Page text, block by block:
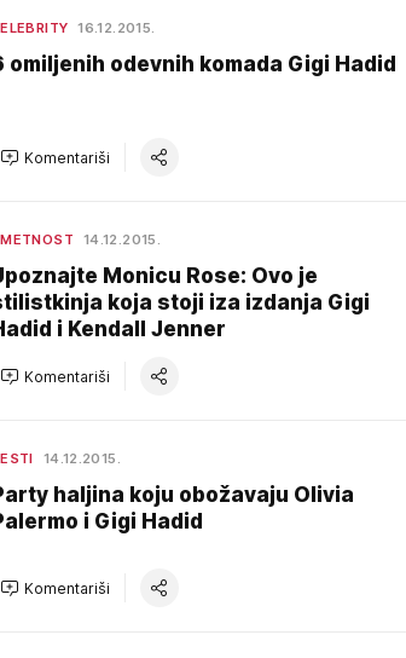
16.12.2015.
omiljenih odevnih komada Gigi Hadid
Komentariši
14.12.2015.
Monicu Rose: Ovo je
koja stoji iza izdanja Gigi
i Kendall Jenner
Komentariši
14.12.2015.
haljina koju obožavaju Olivia
i Gigi Hadid
Komentariši